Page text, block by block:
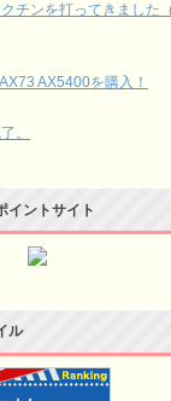
チンを打ってきました
AX5400を購入！
。
イントサイト
ル